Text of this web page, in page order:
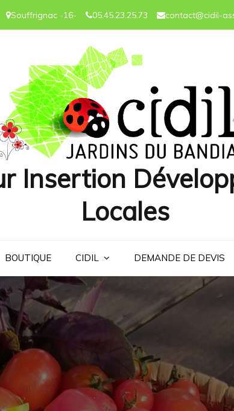
Souffrignac -16- 05.45.23.25.73 contact@cidil-
Insertion
Locales
BOUTIQUE CIDIL DEMANDE DE DEVIS